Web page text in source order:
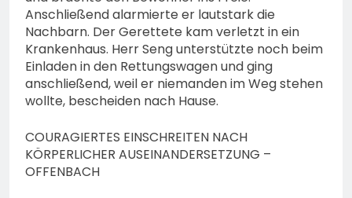
Anschließend alarmierte er lautstark die
Nachbarn. Der Gerettete kam verletzt in ein
Krankenhaus. Herr Seng unterstützte noch beim
Einladen in den Rettungswagen und ging
anschließend, weil er niemanden im Weg stehen
wollte, bescheiden nach Hause.
COURAGIERTES EINSCHREITEN NACH
KÖRPERLICHER AUSEINANDERSETZUNG –
OFFENBACH